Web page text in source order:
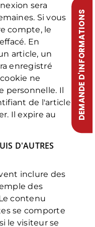
sera
Si vous
compte, le
En
article, un
enregistré
ne
personnelle. Il
de l'article
Il expire au
D'AUTRES
inclure des
des
contenu
se comporte
le visiteur se
DEMANDE D'INFORMATIONS